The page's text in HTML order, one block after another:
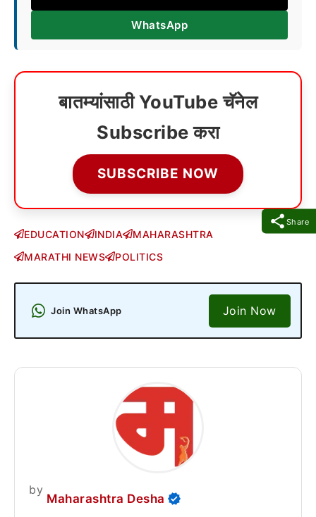
Share
WhatsApp
बातम्यांसाठी YouTube चॅनेल
Subscribe करा
SUBSCRIBE NOW
EDUCATION INDIA
MAHARASHTRA
MARATHI NEWS
POLITICS
Join WhatsApp Join Now
by
Maharashtra Desha